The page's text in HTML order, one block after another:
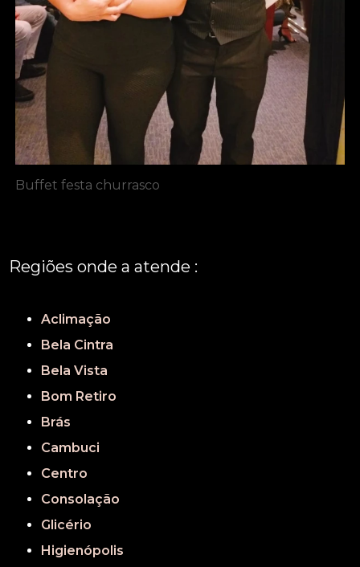
Buffet festa churrasco
Regiões onde a atende :
Aclimação
Bela Cintra
Bela Vista
Bom Retiro
Brás
Cambuci
Centro
Consolação
Glicério
Higienópolis